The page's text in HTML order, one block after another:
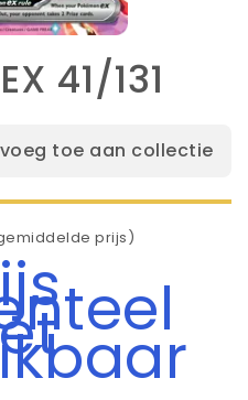
41/131
toe aan collectie
prijs)